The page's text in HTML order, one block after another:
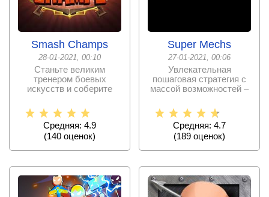
Smash Champs
28-01-2021, 00:10
Станьте великим
тренером боевых
искусств и соберите
нужно
Средняя: 4.9
(140 оценок)
Super Mechs
27-01-2021, 00:06
Увлекательная
пошаговая стратегия с
массой возможностей –
Средняя: 4.7
(189 оценок)